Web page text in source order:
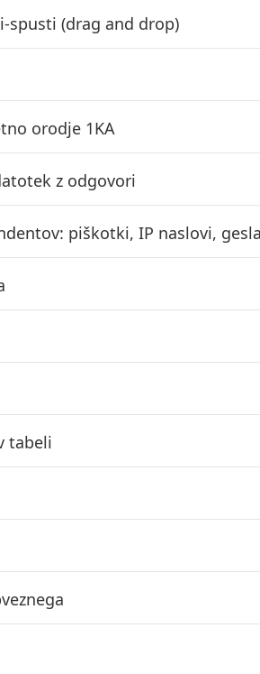
spusti (drag and drop)
orodje 1KA
z odgovori
piškotki, IP naslovi,
tabeli